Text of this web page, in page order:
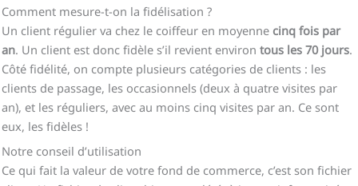
Comment mesure-t-on la fidélisation ?
Un client régulier va chez le coiffeur en moyenne cinq fois par
an. Un client est donc fidèle s’il revient environtous les 70 jours.
Côté fidélité, on compte plusieurs catégories de clients : les
clients de passage, les occasionnels (deux à quatre visites par
an), et les réguliers, avec au moins cinq visites par an. Ce sont
eux, les fidèles !
Notre conseil d’utilisation
Ce qui fait la valeur de votre fond de commerce, c’est son fichier